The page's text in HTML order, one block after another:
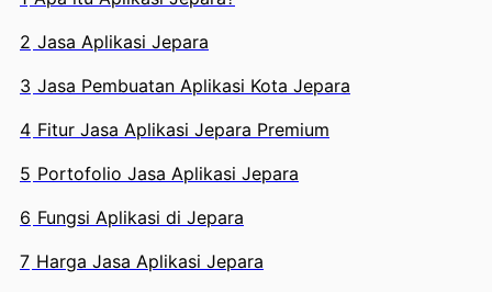
2 Jasa Aplikasi Jepara
3 Jasa Pembuatan Aplikasi Kota Jepara
4 Fitur Jasa Aplikasi Jepara Premium
5 Portofolio Jasa Aplikasi Jepara
6 Fungsi Aplikasi di Jepara
7 Harga Jasa Aplikasi Jepara